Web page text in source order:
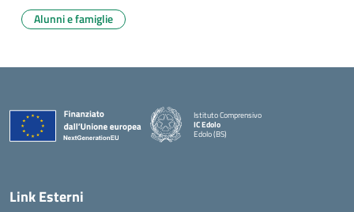
Alunni e famiglie
Istituto Comprensivo
IC Edolo
Edolo (BS)
Link Esterni